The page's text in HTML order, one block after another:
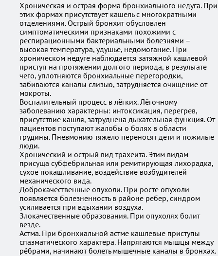
Хроническая и острая форма бронхиального недуга. При
этих формах присутствует кашель с многократными
отделениями. Острый бронхит обусловлен
симптоматическими признаками похожими с
респирационными бактериальными болезнями –
высокая температура, удушье, недомогание. При
хроническом недуге наблюдается затяжной кашлевой
приступ на протяжении долгого периода, в результате
чего, уплотняются бронхиальные перегородки,
забиваются каналы слизью, затрудняется очищение от
мокроты.
Воспалительный процесс в лёгких. Лёгочному
заболеванию характерны: интоксикация, перегрев,
присутствие кашля, затруднена дыхательная функция. От
пациентов поступают жалобы о болях в области
грудины. Пневмонию тяжело переносят дети и пожилые
люди.
Хронический и острый вид трахеита. Этим видам
присуща субфебрильная или ремитирующая лихорадка,
сухое покашливание, воздействие возбудителей
механического вида.
Доброкачественные опухоли. При росте опухоли
появляется болезненность в районе ребер, синдром
усиливается при вдыхании воздуха.
Злокачественные образования. При опухолях болит
везде.
Астма. При бронхиальной астме кашлевые приступы
спазматического характера. Напрягаются мышцы между
рёбрами, начинают болеть мышечные каналы в бронхах.